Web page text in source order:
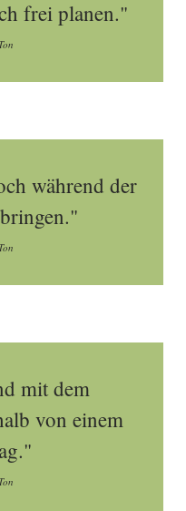
frei planen."
während der
mit dem
von einem